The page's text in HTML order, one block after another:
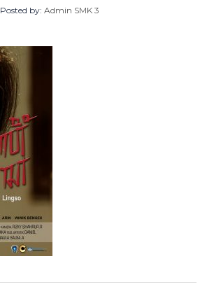
Posted by: Admin SMK 3